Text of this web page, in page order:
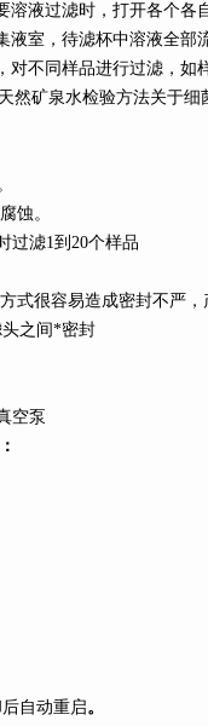
液过滤时，打开各个各
室，待滤杯中溶液全部
不同样品进行过滤，如
然矿泉水检验方法关于细
蚀。
过滤1到20个样品
式很容易造成密封不严
之间*密封
空泵
自动重启。